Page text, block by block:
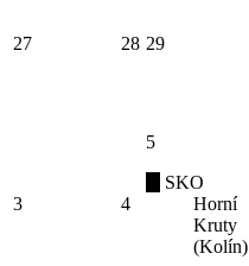
27 28 29
3 4
5
SKO
Horní
Kruty
(Kolín)